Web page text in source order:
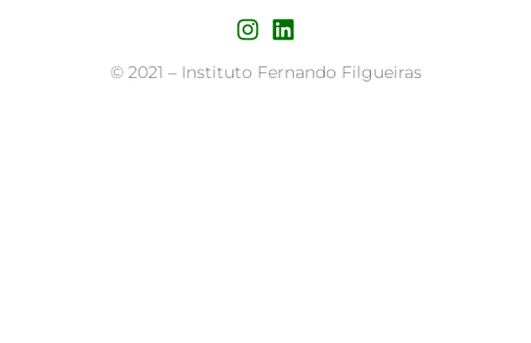
© 2021 – Instituto Fernando Filgueiras